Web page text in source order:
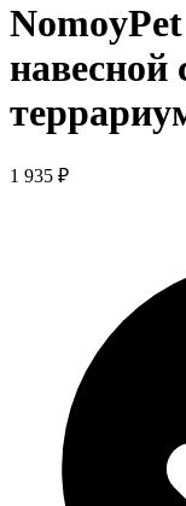
навесной
1 935 ₽